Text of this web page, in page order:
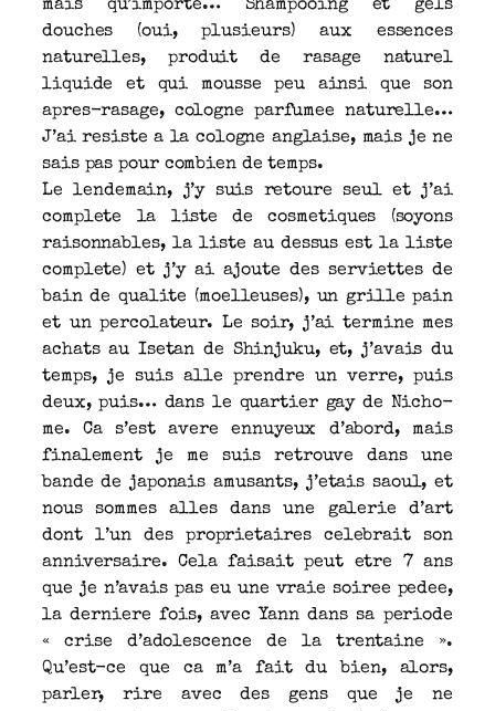
mais qu’importe… Shampooing et gels
douches (oui, plusieurs) aux essences
naturelles, produit de rasage naturel
liquide et qui mousse peu ainsi que son
apres-rasage, cologne parfumee naturelle…
J’ai resiste a la cologne anglaise, mais je ne
sais pas pour combien de temps.
Le lendemain, j’y suis retoure seul et j’ai
complete la liste de cosmetiques (soyons
raisonnables, la liste au dessus est la liste
complete) et j’y ai ajoute des serviettes de
bain de qualite (moelleuses), un grille pain
et un percolateur. Le soir, j’ai termine mes
achats au Isetan de Shinjuku, et, j’avais du
temps, je suis alle prendre un verre, puis
deux, puis… dans le quartier gay de Nicho-
me. Ca s’est avere ennuyeux d’abord, mais
finalement je me suis retrouve dans une
bande de japonais amusants, j’etais saoul, et
nous sommes alles dans une galerie d’art
dont l’un des proprietaires celebrait son
anniversaire. Cela faisait peut etre 7 ans
que je n’avais pas eu une vraie soiree pedee,
la derniere fois, avec Yann dans sa periode
« crise d’adolescence de la trentaine ».
Qu’est-ce que ca m’a fait du bien, alors,
parler, rire avec des gens que je ne